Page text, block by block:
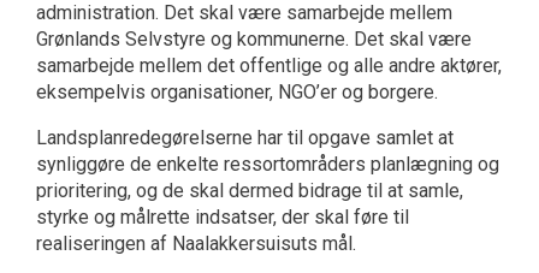
administration. Det skal være samarbejde mellem
Grønlands Selvstyre og kommunerne. Det skal være
samarbejde mellem det offentlige og alle andre aktører,
eksempelvis organisationer, NGO’er og borgere.
Landsplanredegørelserne har til opgave samlet at
synliggøre de enkelte ressortområders planlægning og
prioritering, og de skal dermed bidrage til at samle,
styrke og målrette indsatser, der skal føre til
realiseringen af Naalakkersuisuts mål.